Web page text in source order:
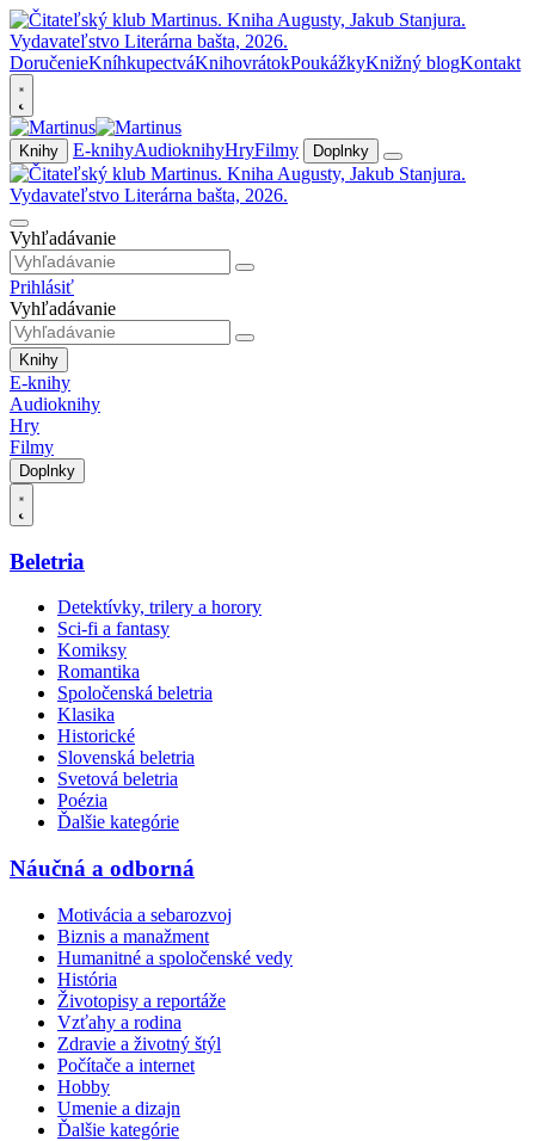
DoručenieKníhkupectváKnihovrátokPoukážkyKnižný blogKontakt
Knihy E-knihyAudioknihyHryFilmy Doplnky
Vyhľadávanie
Prihlásiť
Vyhľadávanie
Knihy
E-knihy
Audioknihy
Hry
Filmy
Doplnky
Beletria
Detektívky, trilery a horory
Sci-fi a fantasy
Komiksy
Romantika
Spoločenská beletria
Klasika
Historické
Slovenská beletria
Svetová beletria
Poézia
Ďalšie kategórie
Náučná a odborná
Motivácia a sebarozvoj
Biznis a manažment
Humanitné a spoločenské vedy
História
Životopisy a reportáže
Vzťahy a rodina
Zdravie a životný štýl
Počítače a internet
Hobby
Umenie a dizajn
Ďalšie kategórie